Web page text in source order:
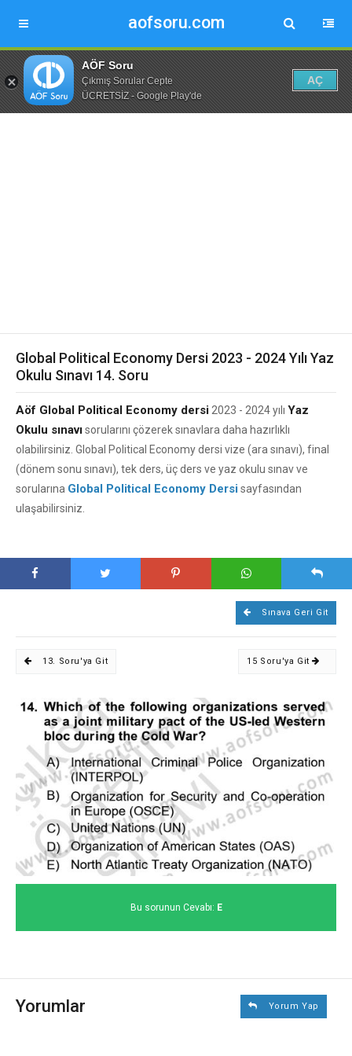
aofsoru.com
AÖF Soru
Çıkmış Sorular Cepte
ÜCRETSİZ - Google Play'de
AÇ
Global Political Economy Dersi 2023 - 2024 Yılı Yaz
Okulu Sınavı 14. Soru
Aöf Global Political Economy dersi 2023 - 2024 yılı Yaz
Okulu sınavısorularını çözerek sınavlara daha hazırlıklı
olabilirsiniz. Global Political Economy dersi vize (ara sınavı), final
(dönem sonu sınavı), tek ders, üç ders ve yaz okulu sınav ve
sorularına Global Political Economy Dersisayfasından
ulaşabilirsiniz.
Sınava Geri Git
13. Soru'ya Git 15 Soru'ya Git
Bu sorunun Cevabı: E
Yorumlar Yorum Yap